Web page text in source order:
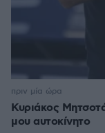
Κυριάκος
μου αυτοκίνητο
πριν μία ώρα